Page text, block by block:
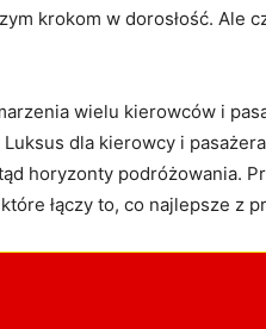
krokom⁤ w dorosłość. ⁢Ale
wielu ‌kierowców i
dla kierowcy i
horyzonty podróżowania.
łączy to, co ⁢najlepsze z